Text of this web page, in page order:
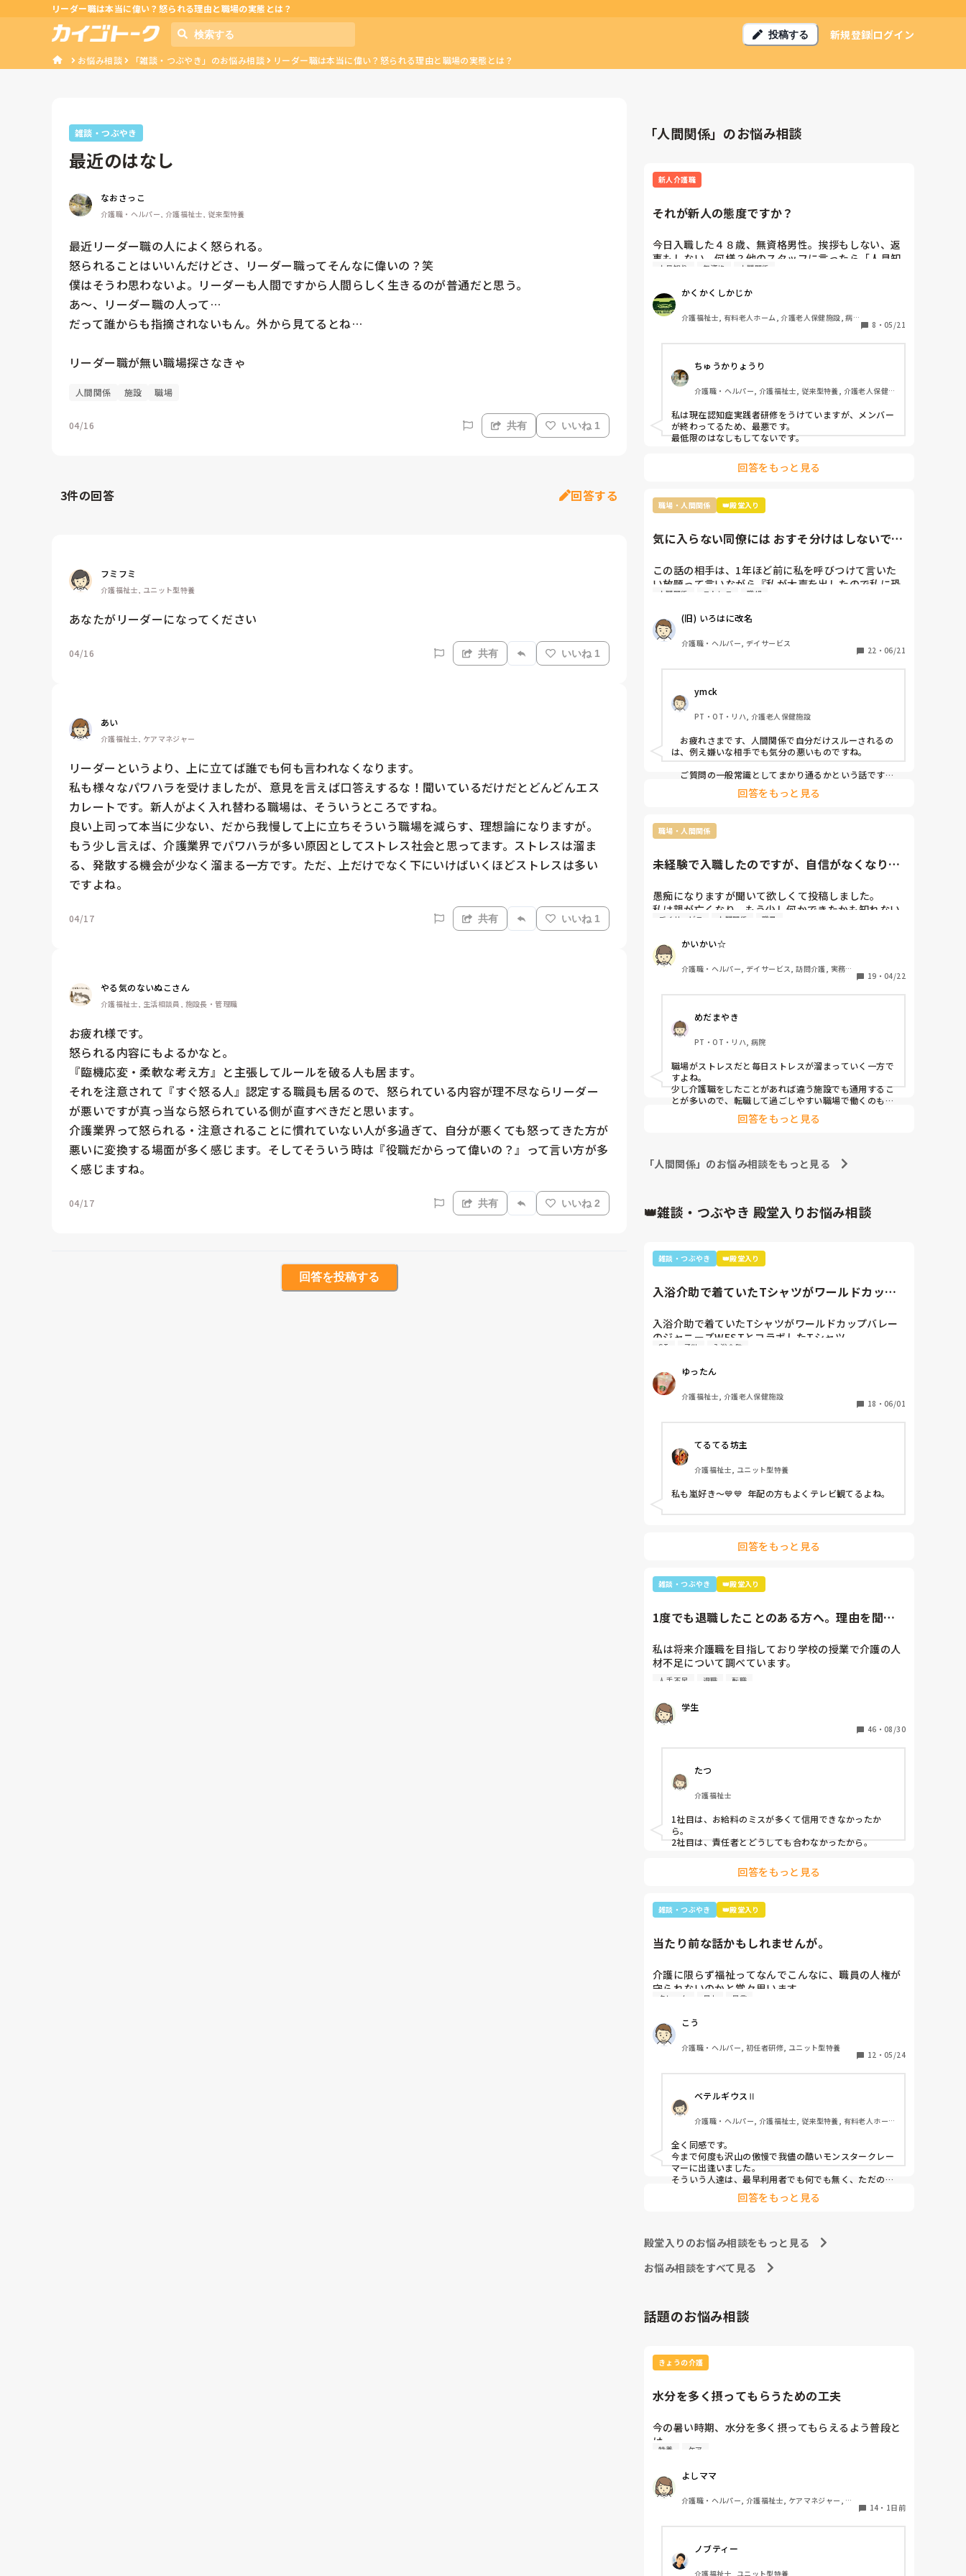
リーダー職は本当に偉い？怒られる理由と職場の実態とは？
投稿する 新規登録ログイン
お悩み相談 「雑談・つぶやき」のお悩み相談 リーダー職は本当に偉い？怒られる理由と職場の実態とは？
雑談・つぶやき
最近のはなし
なおさっこ
介護職・ヘルパー, 介護福祉士, 従来型特養
最近リーダー職の人によく怒られる。
怒られることはいいんだけどさ、リーダー職ってそんなに偉いの？笑
僕はそうわ思わないよ。リーダーも人間ですから人間らしく生きるのが普通だと思う。
あ〜、リーダー職の人って…
だって誰からも指摘されないもん。外から見てるとね…
リーダー職が無い職場探さなきゃ
人間関係 施設 職場
04/16 共有 いいね 1
3件の回答 回答する
フミフミ
介護福祉士, ユニット型特養
あなたがリーダーになってください
04/16 共有 いいね 1
あい
介護福祉士, ケアマネジャー
リーダーというより、上に立てば誰でも何も言われなくなります。
私も様々なパワハラを受けましたが、意見を言えば口答えするな！聞いているだけだとどんどんエス
カレートです。新人がよく入れ替わる職場は、そういうところですね。
良い上司って本当に少ない、だから我慢して上に立ちそういう職場を減らす、理想論になりますが。
もう少し言えば、介護業界でパワハラが多い原因としてストレス社会と思ってます。ストレスは溜ま
る、発散する機会が少なく溜まる一方です。ただ、上だけでなく下にいけばいくほどストレスは多い
ですよね。
04/17 共有 いいね 1
やる気のないぬこさん
介護福祉士, 生活相談員, 施設長・管理職
お疲れ様です。
怒られる内容にもよるかなと。
『臨機応変・柔軟な考え方』と主張してルールを破る人も居ます。
それを注意されて『すぐ怒る人』認定する職員も居るので、怒られている内容が理不尽ならリーダー
が悪いですが真っ当なら怒られている側が直すべきだと思います。
介護業界って怒られる・注意されることに慣れていない人が多過ぎて、自分が悪くても怒ってきた方が
悪いに変換する場面が多く感じます。そしてそういう時は『役職だからって偉いの？』って言い方が多
く感じますね。
04/17 共有 いいね 2
回答を投稿する
「人間関係」のお悩み相談
新人介護職
それが新人の態度ですか？
今日入職した４８歳、無資格男性。挨拶もしない、返
事もしない。何様？他のスタッフに言ったら「人見知
りなんだよ」、、、、はい？？？今日入職したんです
事したくない、、、。
人見知り 無資格 人間関係
かくかくしかじか
介護福祉士, 有料老人ホーム, 介護老人保健施設, 病
8 ・ 05/21
ちゅうかりょうり
介護職・ヘルパー, 介護福祉士, 従来型特養, 介護老人保健
私は現在認知症実践者研修をうけていますが、メンバー
が終わってるため、最悪です。
最低限のはなしもしてないです。
回答をもっと見る
職場・人間関係 👑殿堂入り
気に入らない同僚には おすそ分けはしないです
この話の相手は、1年ほど前に私を呼びつけて言いた
い放題って言いながら『私が大声を出したので私に恐
怖を感じ、仕事が一緒にできない』と因縁をつけてき
た 看護師Nなんですが…
当時、現場にいた関係者に事情聴取をした結果、 レク
リエーションも止まらなかったし、誰も仲裁には来な
かったので思ったほど大声を出しているようには聞こ
がなんと言っても、私は、あの時、大声を出されて恐
怖を感じた』とずっと言い続けていて、この話を境
に、敵意というより憎悪をむき出しにするようになっ
てきました。
そんなある日のことです。看護師Nがどこかに旅行に
行ってきたのでお土産をみんなの連絡用のレターケー
スの中に入れあったんですが、私のところにだけ入っ
ていなかったですね。
まあ、もらったところでお礼を言わなきゃいけないと
思うと貰わなくてよかったな。と思うのですが…
この件に関しては管理者宛に『私もどこかに行ってお
は思いませんが、私が気に入らない職員には看護師N
がやったようにお土産を配らなくてもいいのでしょう
についても一緒に…)についての手紙を作っているとこ
ろなんですが…
たた、あくまで手紙(質問書)のなかのことで、私とし
ては、たとえ気に入らない職員がいたとしてもみんな
いと思うので、特定の気に入らない職員にお土産をお
裾分けをしないということはしないつもりいますが、
看護師Nがやった行為は 一般常識としてまかり通るの
でしょうか?
人間関係 ストレス 職場
(旧) いろはに改名
介護職・ヘルパー, デイサービス
22 ・ 06/21
ymck
PT・OT・リハ, 介護老人保健施設
お疲れさまです、人間関係で自分だけスルーされるの
は、例え嫌いな相手でも気分の悪いものですね。
ご質問の一般常識としてまかり通るかという話です
が、まかり通りはするけど別の意味で良くないことだと
思います。つまり、お土産誰に配るかは本人の自由では
ントに相当するということです。とはいえ「うっかり忘
れてた」可能性も否定できませんし、故意にのけ者にし
相手に合わせた対応をするということは、相手と同じ
はお相手をのけ者にしない、ハラスメント加害者になら
ないことが大切だと思います。
回答をもっと見る
職場・人間関係
未経験で入職したのですが、自信がなくなりそ
愚痴になりますが聞いて欲しくて投稿しました。
私は親が亡くなり、もう少し何かできたかも知れない
との後悔から実務者研修を受けて介護の仕事に就きま
元々ヘルパー2級を持っていて、ブランクはあります
が福祉関係の仕事に就いていた事はありますが、高齢
者は初めてになります。
未経験でデイに入職しましたが、利用者さんに対して
『頭がおかしくなってきた』『普通じゃないよね』な
どの相手を馬鹿にする発言がありそう言うのを聞くの
が嫌になってきてしまいました。
しかも利用者さんが近くにいるフロアで職員同士が固
まって大声で愚痴っている始末。
お風呂介助中もストレッチャー使用の利用者さんの身
体を温めながら雑談したり、とにかく職員同士の私語
お風呂やトイレ介助も高圧的な支援で見ていて可哀想
1年間耐えていました。
りこんな事する為に転職した訳ではないのにと仕事に
行くのが憂鬱です。
デイサービス 人間関係 職員
かいかい☆
介護職・ヘルパー, デイサービス, 訪問介護, 実務者
19 ・ 04/22
めだまやき
PT・OT・リハ, 病院
職場がストレスだと毎日ストレスが溜まっていく一方で
すよね。
少し介護職をしたことがあれば違う施設でも通用するこ
とが多いので、転職して過ごしやすい職場で働くのも心
の負担が減るかなと思います。
毎日しんどい思いをしながら働くことがらなくなります
回答をもっと見る
「人間関係」のお悩み相談をもっと見る
👑雑談・つぶやき 殿堂入りお悩み相談
雑談・つぶやき 👑殿堂入り
入浴介助で着ていたTシャツがワールドカップ
入浴介助で着ていたTシャツがワールドカップバレー
のジャニーズWESTとコラボしたTシャツ。
暑いししんどいから、せめて好きなTシャツを着て介
別のフロアの利用者さん達で私はリフト浴の介助をし
ていると「可愛いTシャツね☺️」と言われ「そうでし
ょ？去年のバレーボールの世界大会で好きなアイドル
達が応援してて、グッズとして売ってたからかったん
方分からなかった)あなたジャニーズが好きなのね😊」
と。
大好きと伝えると「私もよ、あなた嵐は好き？」と聞
かれ、1番好きと伝えると利用者さんが嵐のメンバー3
人の名前を言っていき「後2人…。どないしよ、あと2
人名前がでてけぇへんわ😩」と言うと近くの利用者さ
そこから、リフト浴で介助を行っていた利用者さんが
「SMAPは今はどんな事してるの？」とあり、事務所
った事等伝えると残念そうにしてましたが「けど、皆
元気なんやろ？なら言いやん😊」と(笑)
そこから利用者さんは「キムタクは工藤静香と結婚し
たんやったけ？子どもは？」と。
で、入浴介助でなければマシンガントークに成程(笑)
近くにいた職員がその利用者さんに「この子にその話
したら永遠に話すからあかんよ(笑)」と言われるほど
年齢や認知症の事を考えても、嵐のメンバー3人とキ
ムタクが誰と結婚したのか覚えていた事に驚きながら
ST 子供 入浴介助
ゆったん
介護福祉士, 介護老人保健施設
18 ・ 06/01
てるてる坊主
介護福祉士, ユニット型特養
私も嵐好き～💙💙  年配の方もよくテレビ観てるよね。
回答をもっと見る
雑談・つぶやき 👑殿堂入り
1度でも退職したことのある方へ。理由を聞か
私は将来介護職を目指しており学校の授業で介護の人
材不足について調べています。
そこで介護の仕事をやめた理由についてアンケートを
関係など)
多くの回答が必要なので本人ではなく知人の方がやめ
た理由などでも教えていただけると助かります。
ご協力お願いします🙇🏻‍♀️
人手不足 退職 転職
学生
46 ・ 08/30
たつ
介護福祉士
1社目は、お給料のミスが多くて信用できなかったか
ら。
2社目は、責任者とどうしても合わなかったから。
回答をもっと見る
雑談・つぶやき 👑殿堂入り
当たり前な話かもしれませんが。
介護に限らず福祉ってなんでこんなに、職員の人権が
守られないのかと常々思います。
過ぎている感じは否めません。
特に、利用者からの暴力・暴言、家族からのクレーム
をいつまでも我慢するのは心情としておかしいのでは
と思います。(今どき、お客様は神様というのは…)
介護職員というより福祉人として間違っている考えだ
とは思いますが、割りきって仕事をしていく必要があ
るのでしょうかね。
心身をやられたりしたら、介護職員をやりたくなくな
ると思うんですよね。
クレーム 暴力 暴言
こう
介護職・ヘルパー, 初任者研修, ユニット型特養
12 ・ 05/24
ベテルギウスⅡ
介護職・ヘルパー, 介護福祉士, 従来型特養, 有料老人ホー
修, 実務者研修, ユニット型特養
全く同感です。
今まで何度も沢山の傲慢で我儘の酷いモンスタークレー
マーに出逢いました。
そういう人達は、最早利用者でも何でも無く、ただのキ
無理難題を言って来るこの人達には、毅然とした態度や
上司が味方、力になってくれないと現場の職員の不平不
満は高まり、精神がやられた結果辞めて行きます。
他の自治体や他職種にも拡大して、介護職に取っても働
回答をもっと見る
殿堂入りのお悩み相談をもっと見る
お悩み相談をすべて見る
話題のお悩み相談
きょうの介護
水分を多く摂ってもらうための工夫
今の暑い時期、水分を多く摂ってもらえるよう普段と
は
違う工夫等をされている事を教えてください。
特養 ケア
よしママ
介護職・ヘルパー, 介護福祉士, ケアマネジャー, 従
14 ・ 1日前
ノブティー
介護福祉士, ユニット型特養